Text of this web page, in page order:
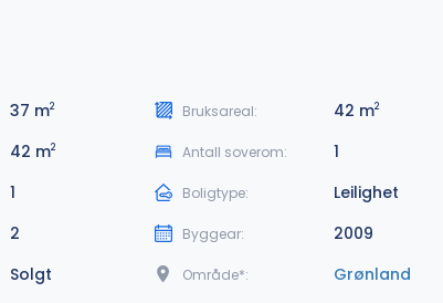
37 m2 Bruksareal: 42 m2
42 m2 Antall soverom: 1
1 Boligtype: Leilighet
2 Byggear: 2009
Solgt Område*: Grønland